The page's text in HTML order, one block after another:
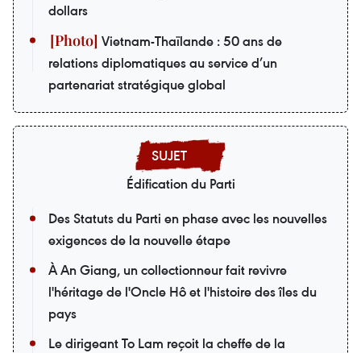
dollars
Vietnam-Thaïlande : 50 ans de
relations diplomatiques au service d’un
partenariat stratégique global
Édification du Parti
Des Statuts du Parti en phase avec les nouvelles
exigences de la nouvelle étape
À An Giang, un collectionneur fait revivre
l'héritage de l'Oncle Hô et l'histoire des îles du
pays
Le dirigeant To Lam reçoit la cheffe de la